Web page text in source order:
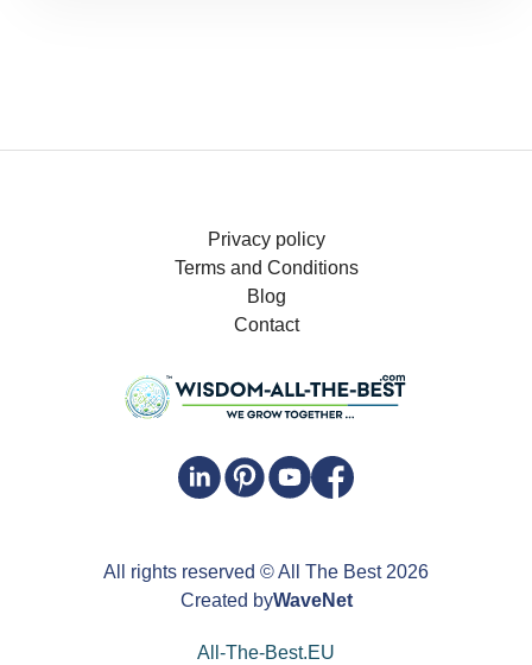
Privacy policy
Terms and Conditions
Blog
Contact
All rights reserved © All The Best2026
Created byWaveNet
All-The-Best.EU